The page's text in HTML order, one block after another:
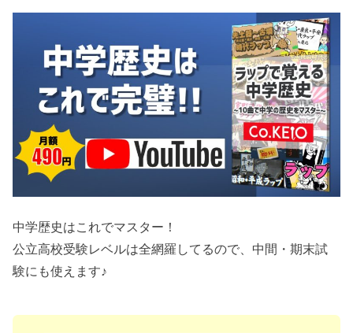
中学歴史はこれでマスター！
公立高校受験レベルは全網羅してるので、中間・期末試
験にも使えます♪